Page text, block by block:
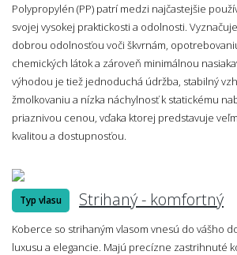
Polypropylén (PP) patrí medzi najčastejšie
svojej vysokej praktickosti a odolnosti.
dobrou odolnosťou voči škvrnám,
chemických látok a zároveň minimálnou
výhodou je tiež jednoduchá údržba, stabilný
žmolkovaniu a nízka náchylnosť k statickému
priaznivou cenou, vďaka ktorej predstavuje
kvalitou a dostupnosťou.
Typ vlasu Strihaný - komfortný
Koberce so strihaným vlasom vnesú do vášho
luxusu a elegancie. Majú precízne zastrihnuté